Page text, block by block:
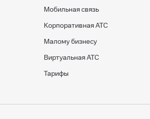
Мобильная связь
Корпоративная АТС
Малому бизнесу
Виртуальная АТС
Тарифы